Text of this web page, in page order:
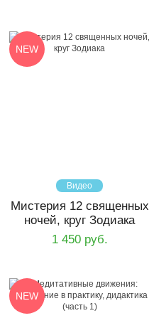
Видео
NEW
Мистерия 12 священных
ночей, круг Зодиака
1 450 руб.
NEW